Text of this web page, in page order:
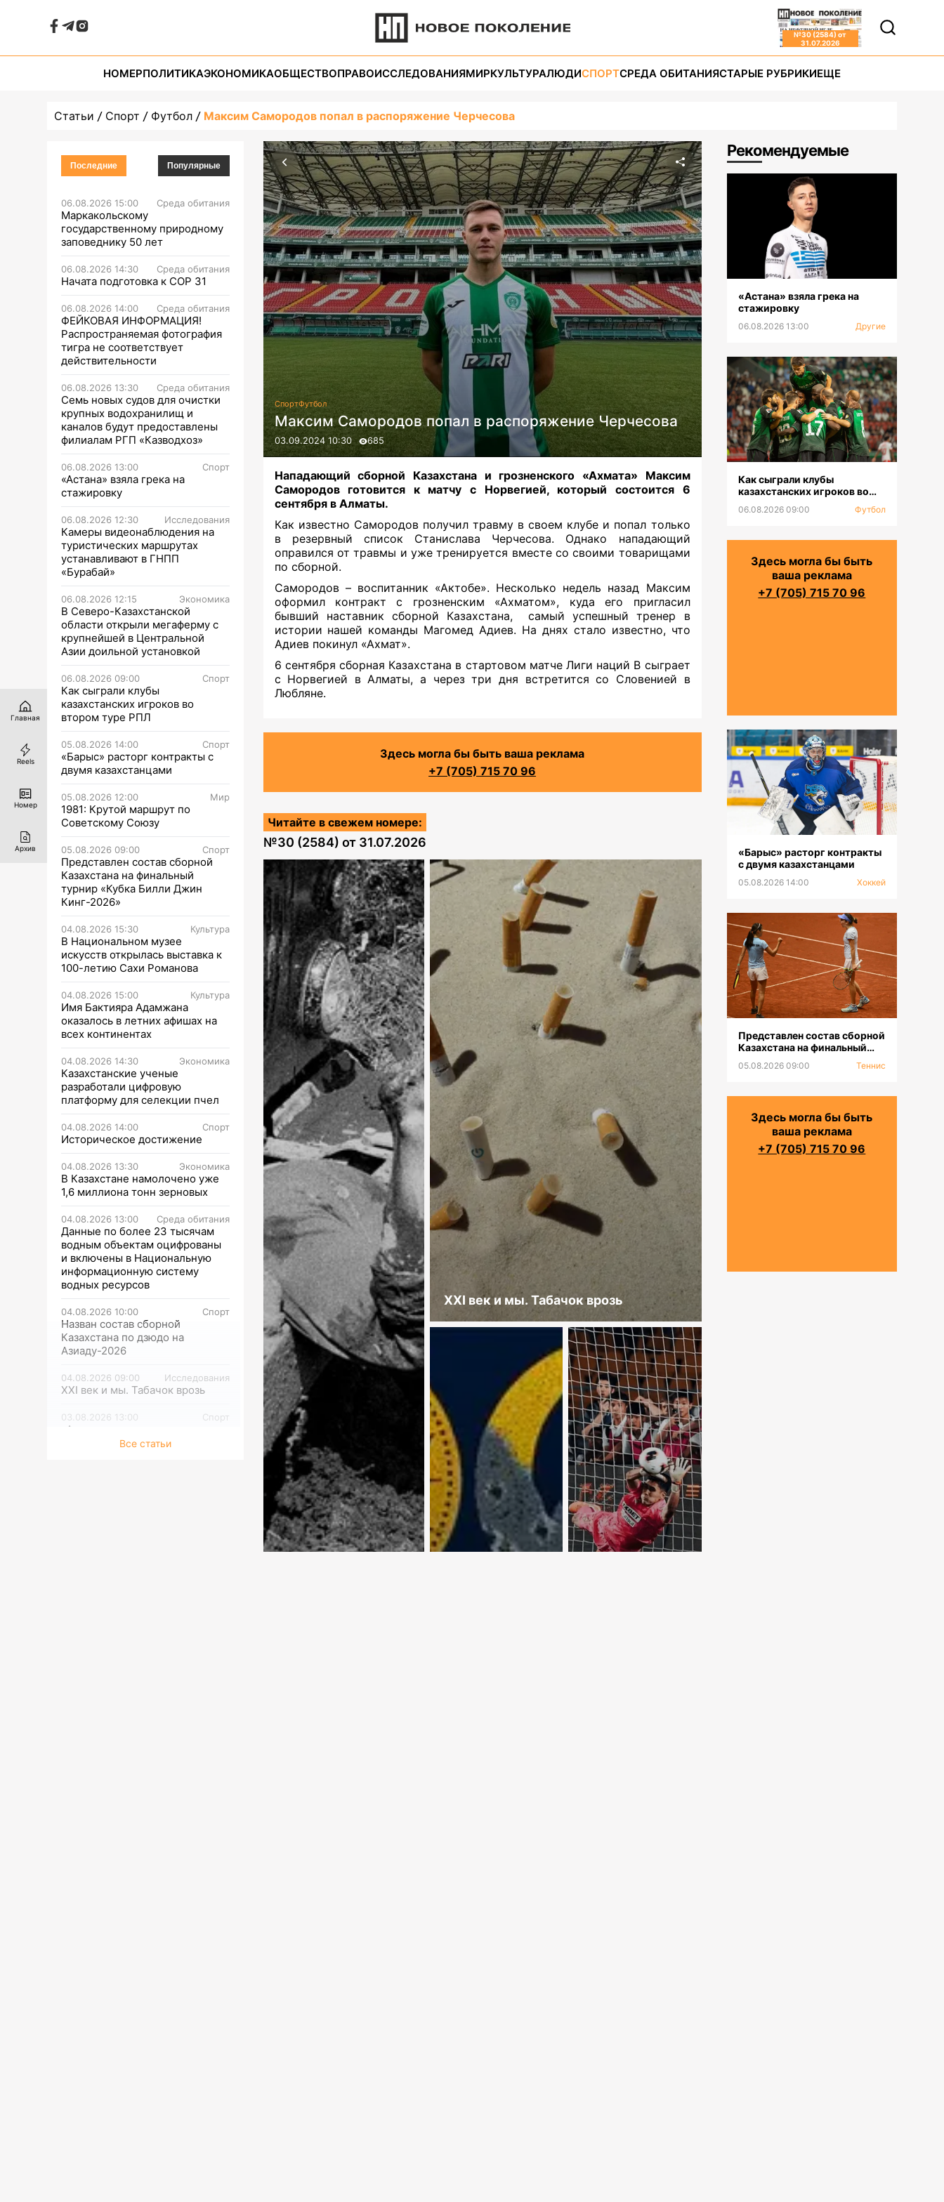
№30 (2584) от
31.07.2026
НОМЕРПОЛИТИКАЭКОНОМИКАОБЩЕСТВОПРАВОИССЛЕДОВАНИЯМИРКУЛЬТУРАЛЮДИСПОРТСРЕДА ОБИТАНИЯСТАРЫЕ РУБРИКИЕЩЕ
Статьи Спорт Футбол Максим Самородов попал в распоряжение Черчесова
Последние Популярные
06.08.2026 15:00 Среда обитания
Маркакольскому
государственному природному
заповеднику 50 лет
06.08.2026 14:30 Среда обитания
Начата подготовка к СОР 31
06.08.2026 14:00 Среда обитания
ФЕЙКОВАЯ ИНФОРМАЦИЯ!
Распространяемая фотография
тигра не соответствует
действительности
06.08.2026 13:30 Среда обитания
Семь новых судов для очистки
крупных водохранилищ и
каналов будут предоставлены
филиалам РГП «Казводхоз»
06.08.2026 13:00 Спорт
«Астана» взяла грека на
стажировку
06.08.2026 12:30 Исследования
Камеры видеонаблюдения на
туристических маршрутах
устанавливают в ГНПП
«Бурабай»
06.08.2026 12:15 Экономика
В Северо-Казахстанской
области открыли мегаферму с
крупнейшей в Центральной
Азии доильной установкой
06.08.2026 09:00 Спорт
Как сыграли клубы
казахстанских игроков во
втором туре РПЛ
05.08.2026 14:00 Спорт
«Барыс» расторг контракты с
двумя казахстанцами
05.08.2026 12:00 Мир
1981: Крутой маршрут по
Советскому Союзу
05.08.2026 09:00 Спорт
Представлен состав сборной
Казахстана на финальный
турнир «Кубка Билли Джин
Кинг-2026»
04.08.2026 15:30 Культура
В Национальном музее
искусств открылась выставка к
100-летию Сахи Романова
04.08.2026 15:00 Культура
Имя Бактияра Адамжана
оказалось в летних афишах на
всех континентах
04.08.2026 14:30 Экономика
Казахстанские ученые
разработали цифровую
платформу для селекции пчел
04.08.2026 14:00 Спорт
Историческое достижение
04.08.2026 13:30 Экономика
В Казахстане намолочено уже
1,6 миллиона тонн зерновых
04.08.2026 13:00 Среда обитания
Данные по более 23 тысячам
водным объектам оцифрованы
и включены в Национальную
информационную систему
водных ресурсов
04.08.2026 10:00 Спорт
Назван состав сборной
Казахстана по дзюдо на
Азиаду-2026
04.08.2026 09:00 Исследования
XXI век и мы. Табачок врозь
03.08.2026 13:00 Спорт
«Астана» подписала гонщика из
Все статьи
СпортФутбол
Максим Самородов попал в распоряжение Черчесова
03.09.2024 10:30 685
Нападающий сборной Казахстана и грозненского «Ахмата» Максим
Самородов готовится к матчу с Норвегией, который состоится 6
сентября в Алматы.
Как известно Самородов получил травму в своем клубе и попал только
в резервный список Станислава Черчесова. Однако нападающий
оправился от травмы и уже тренируется вместе со своими товарищами
по сборной.
Самородов – воспитанник «Актобе». Несколько недель назад Максим
оформил контракт с грозненским «Ахматом», куда его пригласил
бывший наставник сборной Казахстана,
самый успешный тренер в
истории нашей команды Магомед Адиев. На днях стало известно, что
Адиев покинул «Ахмат».
6 сентября сборная Казахстана в стартовом матче Лиги наций В сыграет
с Норвегией в Алматы, а через три дня встретится со Словенией в
Любляне.
Здесь могла бы быть ваша реклама
+7 (705) 715 70 96
Читайте в свежем номере:
№30 (2584) от 31.07.2026
XXI век и мы. Табачок врозь
Рекомендуемые
«Астана» взяла грека на
стажировку
06.08.2026 13:00 Другие
Как сыграли клубы
казахстанских игроков во
06.08.2026 09:00 Футбол
Здесь могла бы быть
ваша реклама
+7 (705) 715 70 96
«Барыс» расторг контракты
с двумя казахстанцами
05.08.2026 14:00 Хоккей
Представлен состав сборной
Казахстана на финальный
Кинг-2026»
05.08.2026 09:00 Теннис
Здесь могла бы быть
ваша реклама
+7 (705) 715 70 96
Главная
Reels
Номер
Архив